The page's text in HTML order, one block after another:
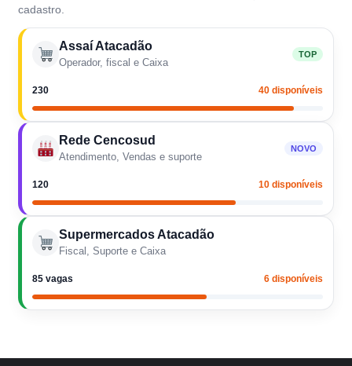
cadastro.
Assaí Atacadão
Operador, fiscal e Caixa
TOP
230 40 disponíveis
Rede Cencosud
Atendimento, Vendas e suporte
NOVO
120 10 disponíveis
Supermercados Atacadão
Fiscal, Suporte e Caixa
85 vagas 6 disponíveis